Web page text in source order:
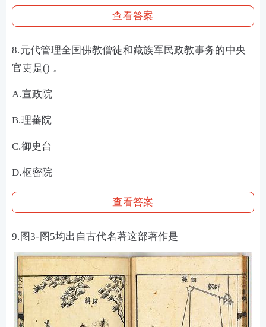
查看答案
8.元代管理全国佛教僧徒和藏族军民政教事务的中央
官吏是() 。
A.宣政院
B.理蕃院
C.御史台
D.枢密院
查看答案
9.图3-图5均出自古代名著这部著作是